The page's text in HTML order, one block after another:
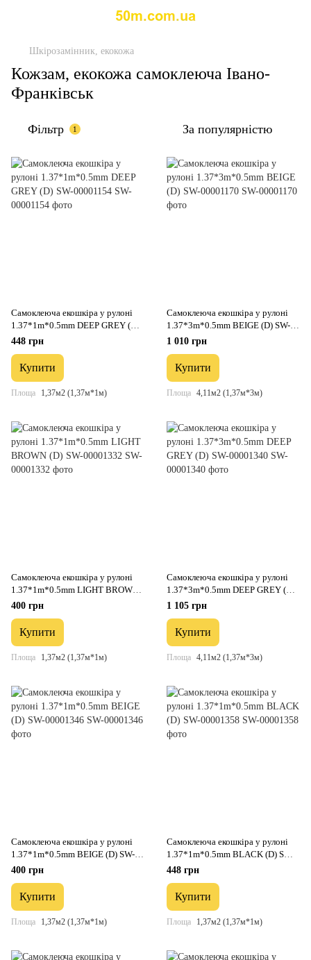
Шкірозамінник, екокожа
Кожзам, екокожа самоклеюча Івано-
Франківськ
Фільтр 1 За популярністю
Самоклеюча екошкіра у рулоні
1.37*1m*0.5mm DEEP GREY (D)
SW-00001154
448 грн
Купити
Площа 1,37м2 (1,37м*1м)
Самоклеюча екошкіра у рулоні
1.37*3m*0.5mm BEIGE (D) SW-
00001170
1 010 грн
Купити
Площа 4,11м2 (1,37м*3м)
Самоклеюча екошкіра у рулоні
1.37*1m*0.5mm LIGHT BROWN
(D) SW-00001332
400 грн
Купити
Площа 1,37м2 (1,37м*1м)
Самоклеюча екошкіра у рулоні
1.37*3m*0.5mm DEEP GREY (D)
SW-00001340
1 105 грн
Купити
Площа 4,11м2 (1,37м*3м)
Самоклеюча екошкіра у рулоні
1.37*1m*0.5mm BEIGE (D) SW-
00001346
400 грн
Купити
Площа 1,37м2 (1,37м*1м)
Самоклеюча екошкіра у рулоні
1.37*1m*0.5mm BLACK (D) SW-
00001358
448 грн
Купити
Площа 1,37м2 (1,37м*1м)